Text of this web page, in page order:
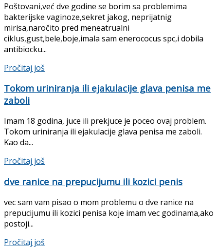
Poštovani,već dve godine se borim sa problemima
bakterijske vaginoze,sekret jakog, neprijatnig
mirisa,naročito pred meneatrualni
ciklus,gust,bele,boje,imala sam enerococus spc,i dobila
antibiocku...
Pročitaj još
Tokom uriniranja ili ejakulacije glava penisa me
zaboli
Imam 18 godina, juce ili prekjuce je poceo ovaj problem.
Tokom uriniranja ili ejakulacije glava penisa me zaboli.
Kao da...
Pročitaj još
dve ranice na prepucijumu ili kozici penis
vec sam vam pisao o mom problemu o dve ranice na
prepucijumu ili kozici penisa koje imam vec godinama,ako
postoji...
Pročitaj još